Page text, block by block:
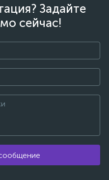
Задайте
сейчас!